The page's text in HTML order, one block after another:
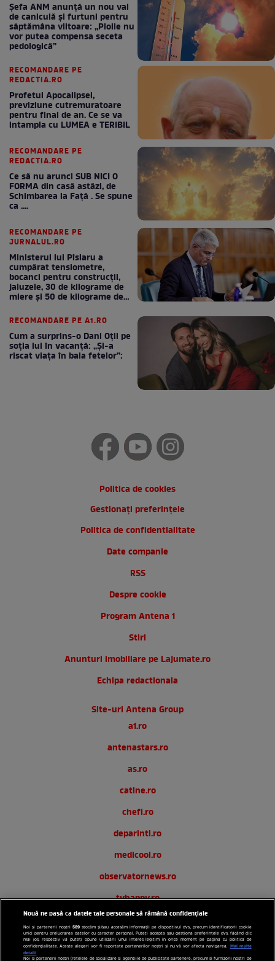
Șefa ANM anunță un nou val
de caniculă și furtuni pentru
săptămâna viitoare: „Ploile nu
vor putea compensa seceta
pedologică”
RECOMANDARE PE
REDACTIA.RO
Profetul Apocalipsei,
previziune cutremuratoare
pentru final de an. Ce se va
intampla cu LUMEA e TERIBIL
RECOMANDARE PE
REDACTIA.RO
Ce să nu arunci SUB NICI O
FORMA din casă astăzi, de
Schimbarea la Față . Se spune
ca ....
RECOMANDARE PE
JURNALUL.RO
Ministerul lui Pîslaru a
cumpărat tensiometre,
bocanci pentru construcții,
jaluzele, 30 de kilograme de
miere și 50 de kilograme de
RECOMANDARE PE A1.RO
Cum a surprins-o Dani Oțil pe
soția lui în vacanță: „Și-a
riscat viața în baia fetelor”:
Politica de cookies
Gestionați preferințele
Politica de confidentialitate
Date companie
RSS
Despre cookie
Program Antena 1
Stiri
Anunturi imobiliare pe Lajumate.ro
Echipa redactionala
Site-uri Antena Group
a1.ro
antenastars.ro
as.ro
catine.ro
chefi.ro
deparinti.ro
medicool.ro
observatornews.ro
tvhappy.ro
useit.ro
zutv.ro
Nouă ne pasă ca datele tale personale să rămână confidențiale
Noi și partenerii noștri589 stocăm și/sau accesăm informații pe dispozitivul dvs., precum identificatorii cookie
unici pentru prelucrarea datelor cu caracter personal. Puteți accepta sau gestiona preferințele dvs. făcând clic
mai jos, respectiv vă puteți opune utilizării unui interes legitim în orice moment pe pagina cu politica de
confidențialitate. Aceste alegeri vor fi raportate partenerilor noștri și nu vă vor afecta navigarea. Mai multe
detalii
Noi si partenerii nostri (retelele de socializare si agentiile de publicitate partenere, precum si furnizorii nostri de